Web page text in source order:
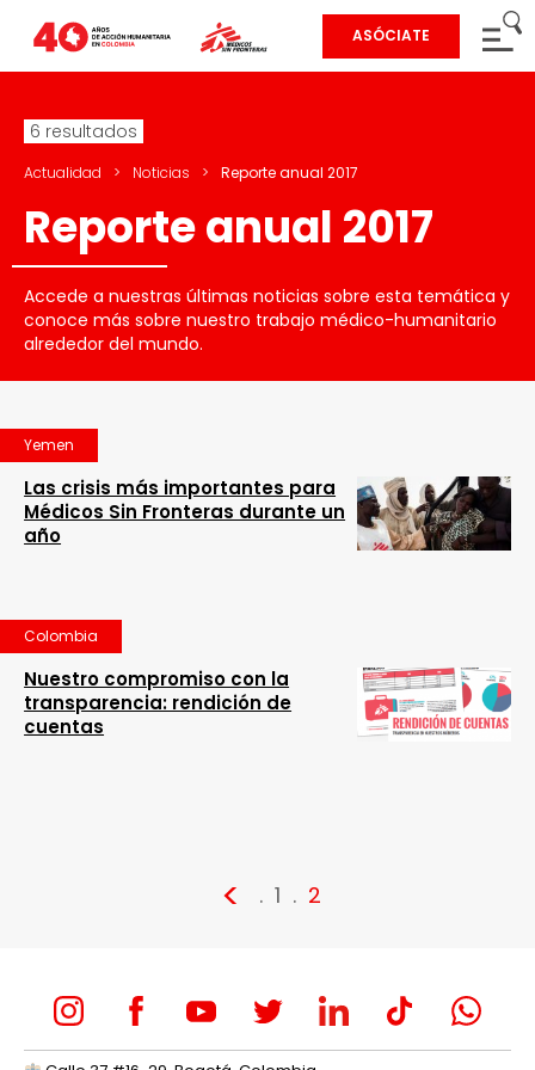
ASÓCIATE
6 resultados
Actualidad > Noticias > Reporte anual 2017
Reporte anual 2017
Accede a nuestras últimas noticias sobre esta temática y
conoce más sobre nuestro trabajo médico-humanitario
alrededor del mundo.
Yemen
Las crisis más importantes para
Médicos Sin Fronteras durante un
año
Colombia
Nuestro compromiso con la
transparencia: rendición de
cuentas
< 1 2